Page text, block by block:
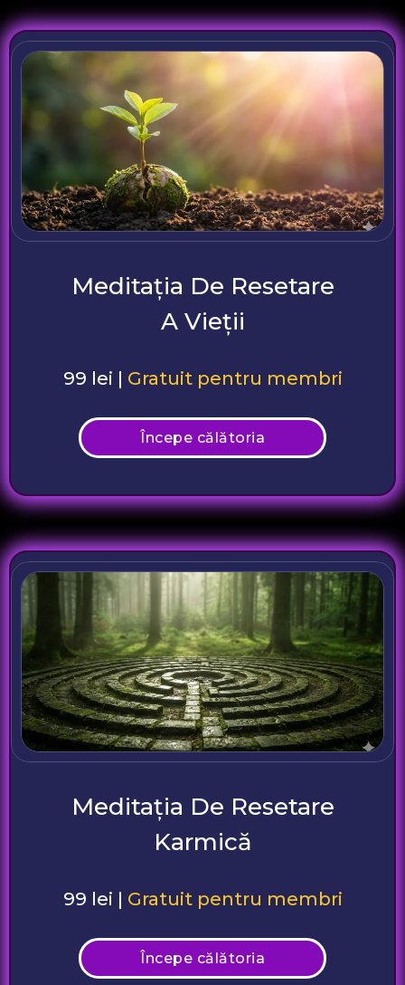
Meditația De Resetare
A Vieții
99 lei | Gratuit pentru membri
Începe călătoria
Meditația De Resetare
Karmică
99 lei | Gratuit pentru membri
Începe călătoria